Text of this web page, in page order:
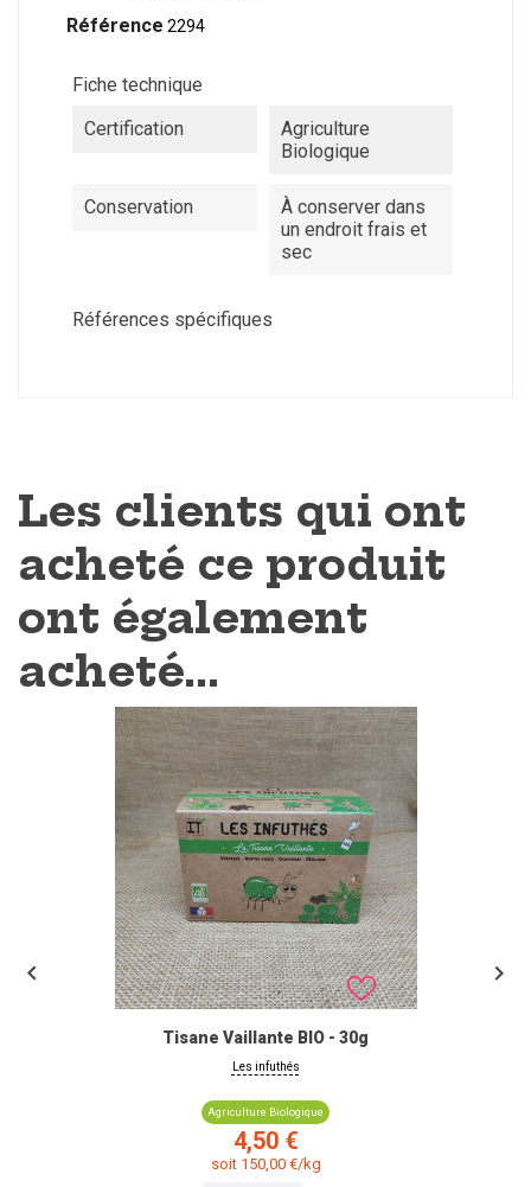
Référence 2294
Fiche technique
Certification
Agriculture
Biologique
Conservation
À conserver dans
un endroit frais et
sec
Références spécifiques
Les clients qui ont
acheté ce produit
ont également
acheté...
Tisane Vaillante BIO - 30g
Les infuthés
Agriculture Biologique
Prix
4,50 €
soit 150,00 €/kg
 